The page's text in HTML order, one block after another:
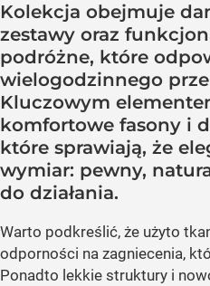
Kolekcja obejmuje
zestawy oraz
podróżne, które
wielogodzinnego
Kluczowym
komfortowe fasony i
które sprawiają, że
wymiar: pewny,
do działania.
Warto podkreślić, że użyto
odporności na zagniecenia,
Ponadto lekkie struktury i